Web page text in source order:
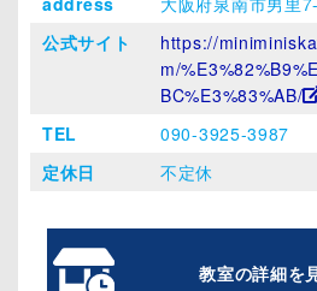
公式サイト
https://
m/
BC%E3%83%AB/
TEL
090-3925-3987
定休日
不定休
教室の詳細を